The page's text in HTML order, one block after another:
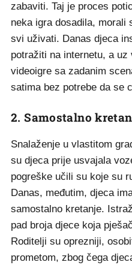
zabaviti. Taj je proces
neka igra dosadila,
svi uživati. Danas djeca
potražiti na internetu, a
videoigre sa zadanim
satima bez potrebe da se
2. Samostalno
Snalaženje u vlastitom
su djeca prije usvajala
pogreške učili su koje su
Danas, međutim, djeca
samostalno kretanje.
pad broja djece koja
Roditelji su oprezniji,
prometom, zbog čega